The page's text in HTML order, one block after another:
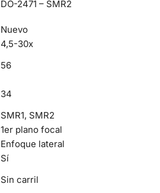
DO-2471 – SMR2
Nuevo
4,5-30x
56
34
SMR1, SMR2
1er plano focal
Enfoque lateral
Sí
Sin carril